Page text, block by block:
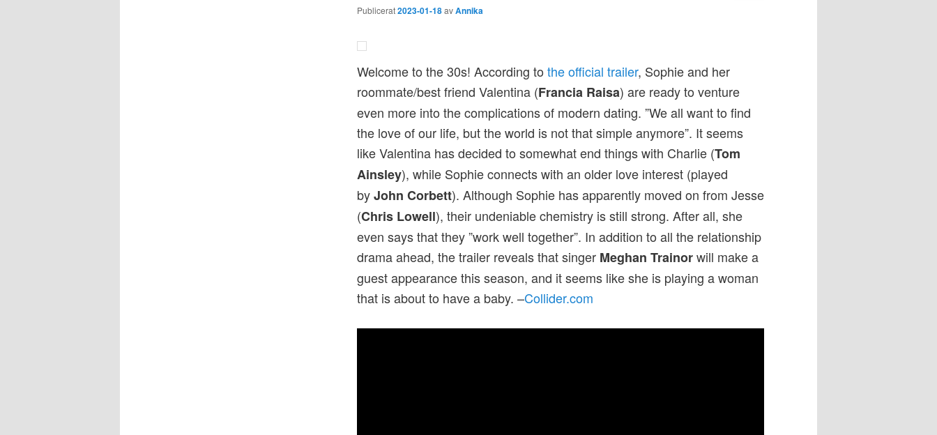
Publicerat2023-01-18avAnnika
Welcome to the 30s! According to the official trailer, Sophie and her
roommate/best friend Valentina (Francia Raisa) are ready to venture
even more into the complications of modern dating. ”We all want to find
the love of our life, but the world is not that simple anymore”. It seems
like Valentina has decided to somewhat end things with Charlie (Tom
Ainsley), while Sophie connects with an older love interest (played
byJohn Corbett). Although Sophie has apparently moved on from Jesse
(Chris Lowell), their undeniable chemistry is still strong. After all, she
even says that they ”work well together”. In addition to all the relationship
drama ahead, the trailer reveals that singer Meghan Trainorwill make a
guest appearance this season, and it seems like she is playing a woman
that is about to have a baby. –Collider.com